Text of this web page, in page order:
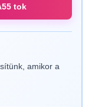
tok
amikor a